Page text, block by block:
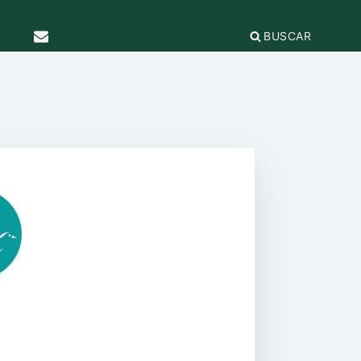
BUSCAR
COORDINADORA
por la solidaridad
la ciudadanía global
EL
Antiacoso
de
y
Compras